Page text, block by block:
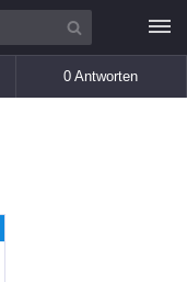
0 Antworten